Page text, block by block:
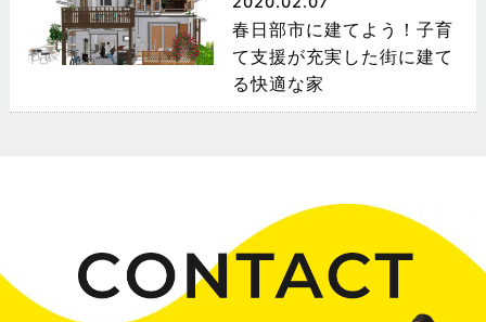
春日部市に建てよう！子育
て支援が充実した街に建て
る快適な家